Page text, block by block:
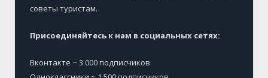
советы туристам.
Присоединяйтесь к нам в социальных сетях:
Вконтакте ~ 3 000 подписчиков